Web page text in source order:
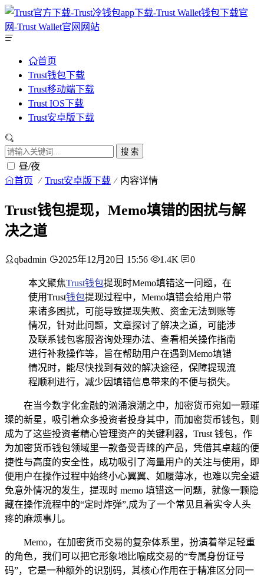
首页
Trust钱包下载
Trust移动端下载
Trust IOS下载
Trust安卓版下载
搜 索
昼/夜
首页 Trust安卓版下载 内容详情
Trust钱包提现，Memo填错的困扰与解
决之道
qbadmin 2025年12月20日 15:56 1.4K 0
本文聚焦Trust钱包提现时Memo填错这一问题，在
使用Trust钱包提现过程中，Memo填错会给用户带
来诸多困扰，可能导致提现失败、资金无法到账等
情况，针对此问题，文章探讨了解决之道，可能涉
及联系钱包客服咨询处理办法、查看相关操作指南
进行补救操作等，旨在帮助用户在遇到Memo填错
情况时，能尽快找到有效的解决途径，保障提现流
程顺利进行，减少因填错信息带来的不便与损失。
在当今数字化金融的汹涌浪潮之中，加密货币宛如一颗璀
璨的新星，吸引着众多投资者投身其中，而加密货币钱包，则
成为了这些投资者精心管理资产的关键利器，Trust 钱包，作
为加密货币钱包领域里一款备受青睐的产品，凭借其卓越的便
捷性与高度的安全性，成功吸引了海量用户的关注与使用，即
便用户在操作过程中始终小心翼翼、如履薄冰，也难以完全避
免意外情况的发生，提现时 memo 填错这一问题，就像一颗隐
藏在操作流程中的“定时炸弹”,成为了一个常见且着实令人头
疼的麻烦事儿。
Memo，在加密货币交易的复杂体系里，扮演着举足轻重
的角色，我们可以把它形象地比喻成交易的“专属身份证号
码”，它是一种额外的识别码，其核心作用在于精准区分同一